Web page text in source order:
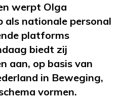
werpt Olga
als nationale personal
platforms
biedt zij
aan, op basis van
in Beweging,
vormen.